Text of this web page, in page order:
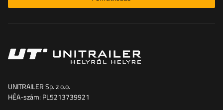
UNITRAILER Sp. z o.o.
HÉA-szám: PL5213739921